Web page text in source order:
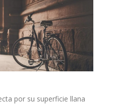
por su superficie llana